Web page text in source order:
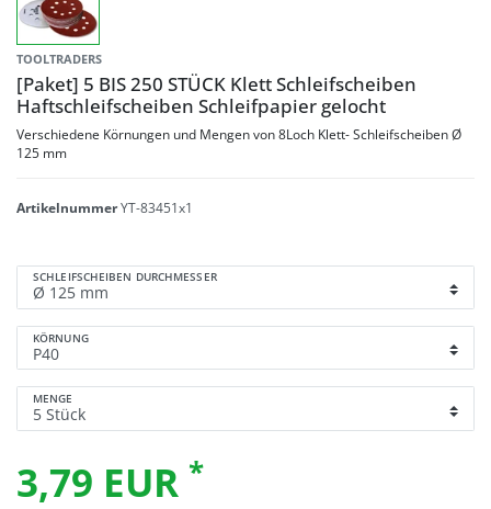
TOOLTRADERS
[Paket] 5 BIS 250 STÜCK Klett Schleifscheiben
Haftschleifscheiben Schleifpapier gelocht
Verschiedene Körnungen und Mengen von 8Loch Klett- Schleifscheiben Ø
125 mm
ArtikelnummerYT-83451x1
SCHLEIFSCHEIBEN DURCHMESSER
KÖRNUNG
MENGE
3,79 EUR *